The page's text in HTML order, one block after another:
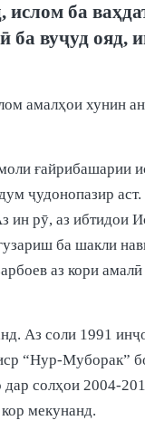
ба
ба вуҷуд ояд,
амалҳои хунин
ғайрибашарии
ҷудонопазир
рӯ, аз ибтидои
ба шакли
аз кори
Аз соли 1991
“Нур-Муборак”
солҳои 2004-
мекунанд.